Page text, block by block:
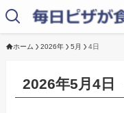
ホーム 2026年 5月 4日
2026年5月4日